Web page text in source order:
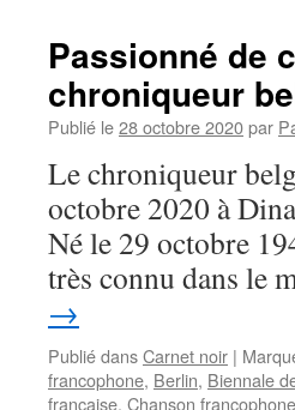
Passionné de
chroniqueur
Publié le28 octobre 2020par
Le chroniqueur
octobre 2020 à
Né le 29 octobre
très connu dans le
→
Publié dansCarnet noir |
francophone, Berlin, Biennale
française, Chanson francophone